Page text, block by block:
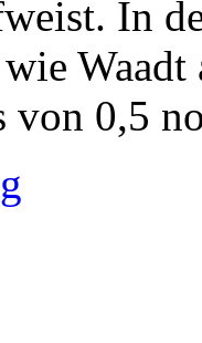
In
von 0,5